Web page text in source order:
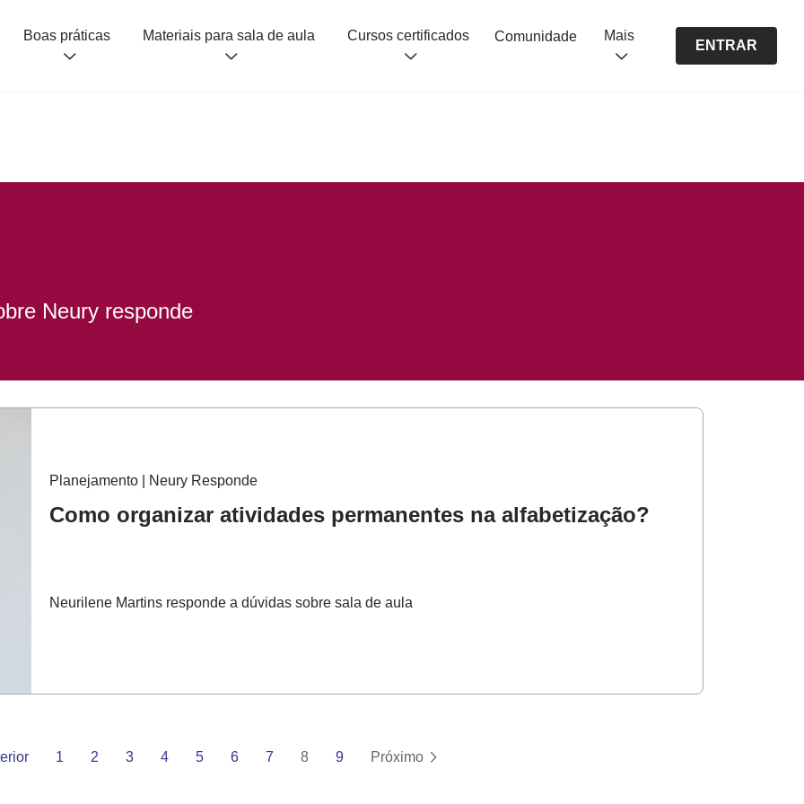
Boas práticas Materiais para sala de aula Cursos certificados Comunidade Mais
ENTRAR
Neury responde
Planejamento | Neury Responde
Como organizar atividades permanentes na alfabetização?
Neurilene Martins responde a dúvidas sobre sala de aula
1 2 3 4 5 6 7 8 9 Próximo